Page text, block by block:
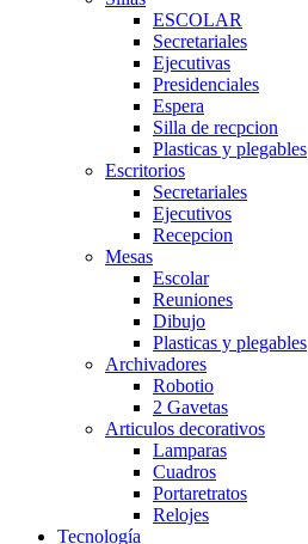
ESCOLAR
Secretariales
Ejecutivas
Presidenciales
Espera
Silla de recpcion
Plasticas y plegables
Escritorios
Secretariales
Ejecutivos
Recepcion
Mesas
Escolar
Reuniones
Dibujo
Plasticas y plegables
Archivadores
Robotio
2 Gavetas
Articulos decorativos
Lamparas
Cuadros
Portaretratos
Relojes
Tecnología